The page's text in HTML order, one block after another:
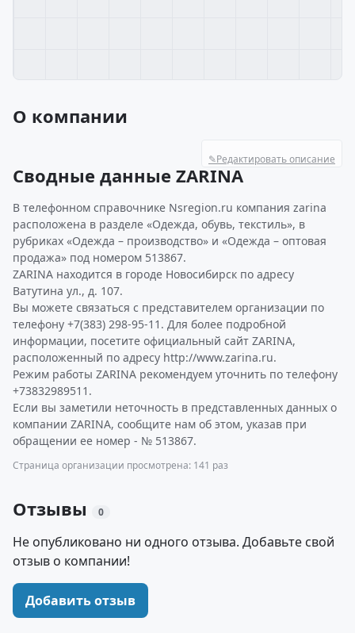
О компании
✎Редактировать описание
Сводные данные ZARINA
В телефонном справочнике Nsregion.ru компания zarina
расположена в разделе «Одежда, обувь, текстиль», в
рубриках «Одежда – производство» и «Одежда – оптовая
продажа» под номером 513867.
ZARINA находится в городе Новосибирск по адресу
Ватутина ул., д. 107.
Вы можете связаться с представителем организации по
телефону +7(383) 298-95-11. Для более подробной
информации, посетите официальный сайт ZARINA,
расположенный по адресу http://www.zarina.ru.
Режим работы ZARINA рекомендуем уточнить по телефону
+73832989511.
Если вы заметили неточность в представленных данных о
компании ZARINA, сообщите нам об этом, указав при
обращении ее номер - № 513867.
Страница организации просмотрена: 141 раз
Отзывы 0
Не опубликовано ни одного отзыва. Добавьте свой
отзыв о компании!
Добавить отзыв